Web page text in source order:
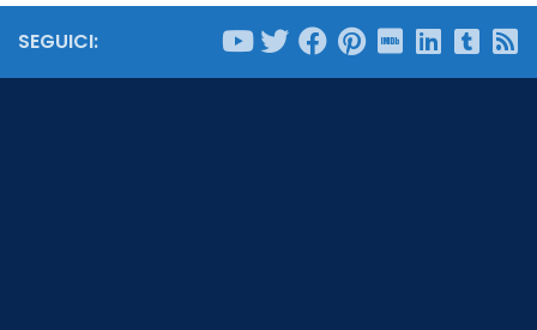
SEGUICI: